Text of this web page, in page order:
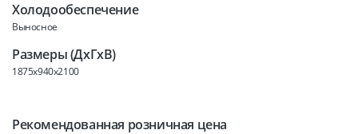
Холодообеспечение
Выносное
Размеры (ДхГхВ)
1875x940x2100
Рекомендованная розничная цена